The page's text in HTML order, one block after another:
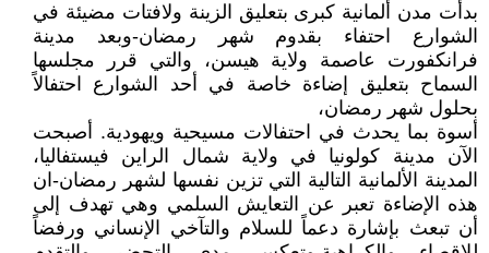
بدأت مدن ألمانية كبرى بتعليق الزينة ولافتات مضيئة في
الشوارع احتفاء بقدوم شهر رمضان-وبعد مدينة
فرانكفورت عاصمة ولاية هيسن، والتي قرر مجلسها
السماح بتعليق إضاءة خاصة في أحد الشوارع احتفالاً
بحلول شهر رمضان،
أسوة بما يحدث في احتفالات مسيحية ويهودية. أصبحت
الآن مدينة كولونيا في ولاية شمال الراين فيستفاليا،
المدينة الألمانية التالية التي تزين نفسها لشهر رمضان-ان
هذه الإضاءة تعبر عن التعايش السلمي وهي تهدف إلى
أن تبعث بإشارة دعماً للسلام والتآخي الإنساني ورفضاً